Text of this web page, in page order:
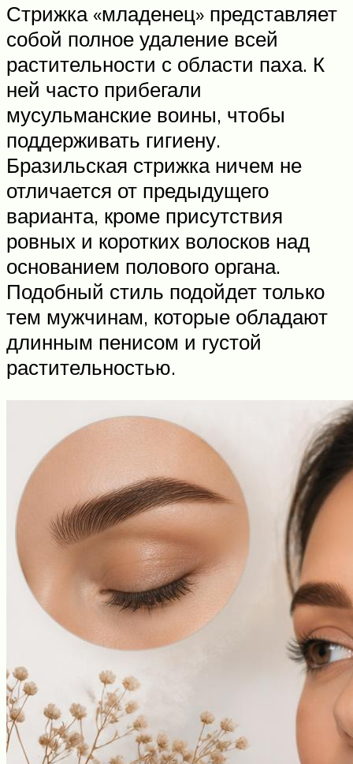
Стрижка «младенец» представляет
собой полное удаление всей
растительности с области паха. К
ней часто прибегали
мусульманские воины, чтобы
поддерживать гигиену.
Бразильская стрижка ничем не
отличается от предыдущего
варианта, кроме присутствия
ровных и коротких волосков над
основанием полового органа.
Подобный стиль подойдет только
тем мужчинам, которые обладают
длинным пенисом и густой
растительностью.